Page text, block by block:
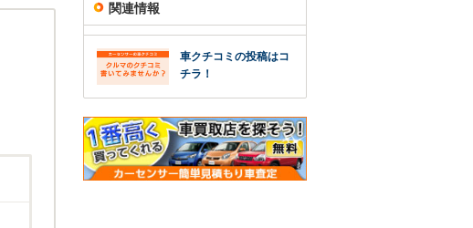
関連情報
車クチコミの投稿はコ
チラ！